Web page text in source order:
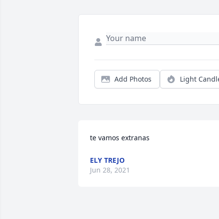
Add Photos Light
te vamos extranas
ELY TREJO
Jun 28, 2021